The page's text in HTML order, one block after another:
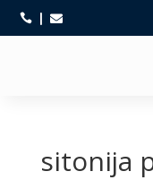
 
sitonija